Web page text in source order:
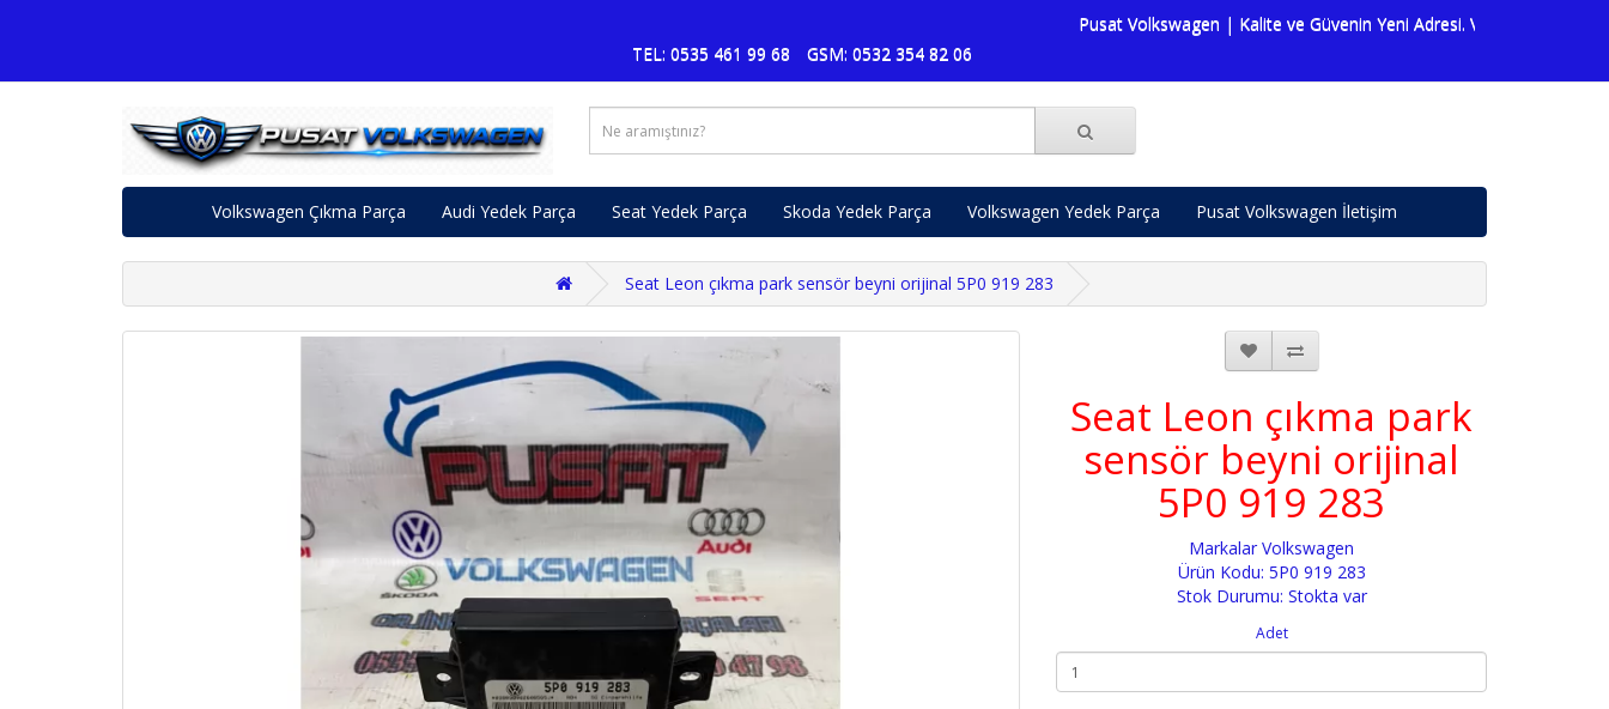
Pusat Volkswagen | Kalite ve Güvenin Yeni Adresi. Volkswagen
TEL: 0535 461 99 68
GSM: 0532 354 82 06
Volkswagen Çıkma Parça Audi Yedek Parça Seat Yedek Parça Skoda Yedek Parça Volkswagen Yedek Parça Pusat Volkswagen İletişim
Seat Leon çıkma park sensör beyni orijinal 5P0 919 283
Seat Leon çıkma park
sensör beyni orijinal
5P0 919 283
Markalar Volkswagen
Ürün Kodu: 5P0 919 283
Stok Durumu: Stokta var
Adet